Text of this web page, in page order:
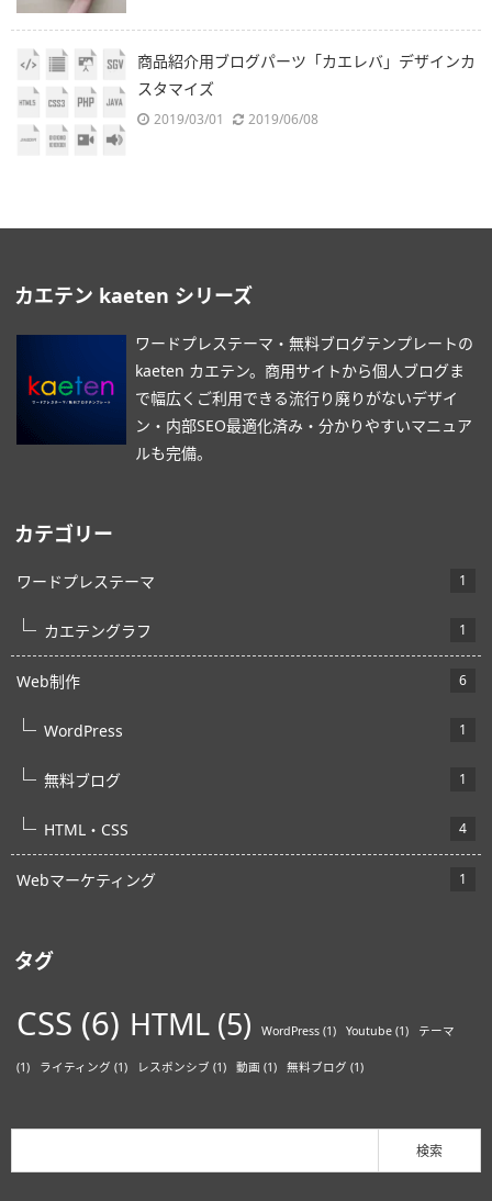
商品紹介用ブログパーツ「カエレバ」デザインカ
スタマイズ
2019/03/01 2019/06/08
カエテン kaeten シリーズ
ワードプレステーマ・無料ブログテンプレートの
kaeten カエテン。商用サイトから個人ブログま
で幅広くご利用できる流行り廃りがないデザイ
ン・内部SEO最適化済み・分かりやすいマニュア
ルも完備。
カテゴリー
ワードプレステーマ 1
カエテングラフ 1
Web制作 6
WordPress 1
無料ブログ 1
HTML・CSS 4
Webマーケティング 1
タグ
CSS (6) HTML (5) WordPress (1) Youtube (1) テーマ
(1) ライティング (1) レスポンシブ (1) 動画 (1) 無料ブログ (1)